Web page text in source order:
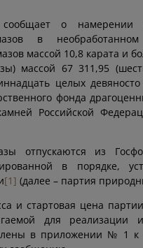
о намерении
в
массой 10,8 карата и
массой 67 311,95
целых
фонда
Российской
отпускаются из
в порядке,
[1] (далее – партия
и стартовая цена
для реализации
в приложении № 1 к